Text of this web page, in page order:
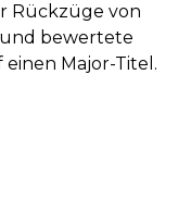
Rückzüge von
bewertete
einen Major-Titel.